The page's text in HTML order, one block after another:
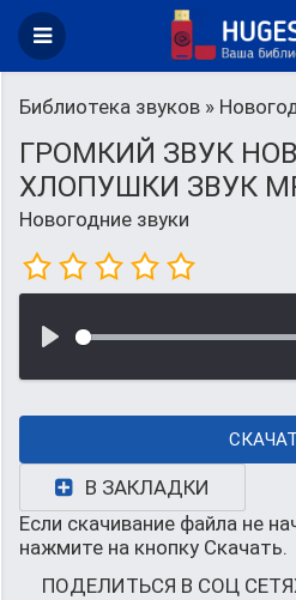
Библиотека звуков »
ГРОМКИЙ ЗВУК
ХЛОПУШКИ ЗВУК
Новогодние звуки
В ЗАКЛАДКИ
Если скачивание файла не
нажмите на кнопку Скачать.
ПОДЕЛИТЬСЯ В СОЦ